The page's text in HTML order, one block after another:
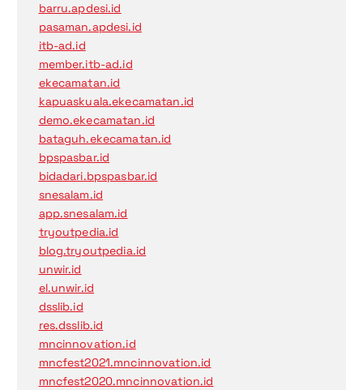
barru.apdesi.id
pasaman.apdesi.id
itb-ad.id
member.itb-ad.id
ekecamatan.id
kapuaskuala.ekecamatan.id
demo.ekecamatan.id
bataguh.ekecamatan.id
bpspasbar.id
bidadari.bpspasbar.id
snesalam.id
app.snesalam.id
tryoutpedia.id
blog.tryoutpedia.id
unwir.id
el.unwir.id
dsslib.id
res.dsslib.id
mncinnovation.id
mncfest2021.mncinnovation.id
mncfest2020.mncinnovation.id